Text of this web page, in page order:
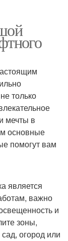
только
мечты в
основные
помогут вам
является
важно
и
зоны,
огород или